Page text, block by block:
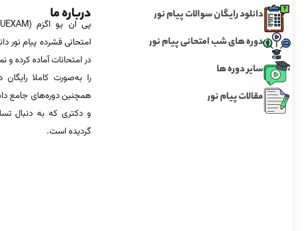
دانلود رایگان سوالات پیام نور
دوره های شب امتحانی پیام نور
سایر دوره ها
مقالات پیام نور
درباره ما
امتحانی فشرده پیام نور
در امتحانات آماده‌ کرده
را به‌صورت کاملا
همچنین دوره‌های جامع
و دکتری که به دنبال
گردیده است.